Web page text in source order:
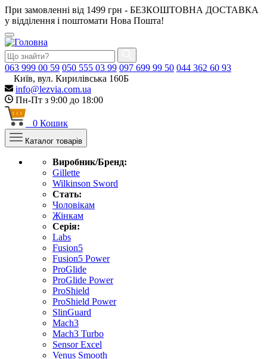
При замовленні від 1499 грн - БЕЗКОШТОВНА ДОСТАВКА
у відділення і поштомати Нова Пошта!
063 999 00 59 050 555 03 99 097 699 99 50 044 362 60 93
Київ, вул. Кирилівська 160Б
info@lezvia.com.ua
Пн-Пт з 9:00 до 18:00
0 Кошик
Каталог товарів
Виробник/Бренд:
Gillette
Wilkinson Sword
Стать:
Чоловікам
Жінкам
Серія:
Labs
Fusion5
Fusion5 Power
ProGlide
ProGlide Power
ProShield
ProShield Power
SlinGuard
Mach3
Mach3 Turbo
Sensor Excel
Venus Smooth